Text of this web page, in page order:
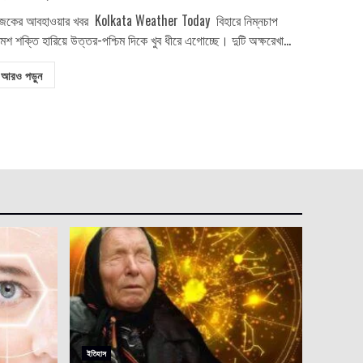
আবহাওয়ার খবর Kolkata Weather Today বিহারে নিম্নচাপ
শক্তি হারিয়ে উত্তর-পশ্চিম দিকে খুব ধীরে এগোচ্ছে। দুটি অক্ষরেখা...
আরও পড়ুন
ইতিহাস